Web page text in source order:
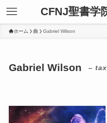
CFNJ聖書学
ホーム 曲 Gabriel Wilson
Gabriel Wilson –